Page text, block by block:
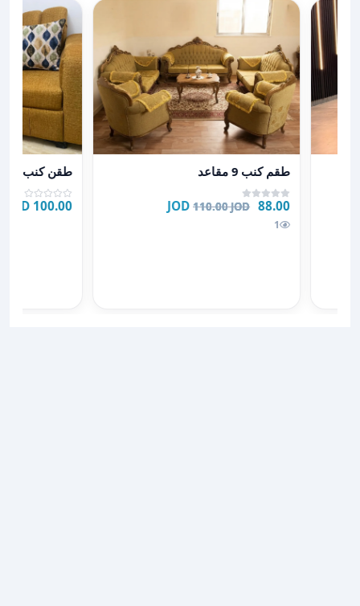
عرض تفاصيل طقم كنب 9 مقاعد
طقم كنب 9 مقاعد
88.00 JOD
110.00 JOD
1
عرض تفاصيل
طقن كنب
100.00 JOD